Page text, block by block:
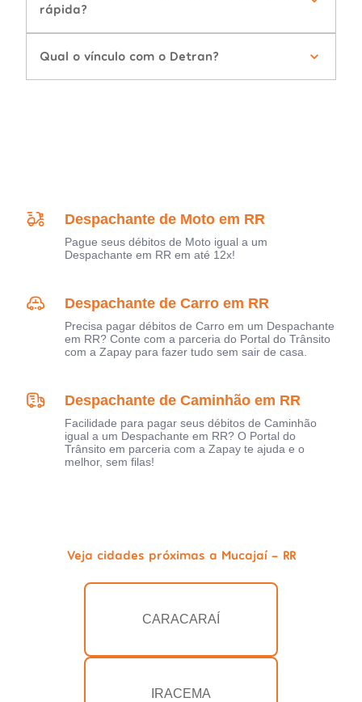
rápida?
Qual o vínculo com o Detran?
Despachante de Moto em RR
Pague seus débitos de Moto igual a um
Despachante em RR em até 12x!
Despachante de Carro em RR
Precisa pagar débitos de Carro em um Despachante
em RR? Conte com a parceria do Portal do Trânsito
com a Zapay para fazer tudo sem sair de casa.
Despachante de Caminhão em RR
Facilidade para pagar seus débitos de Caminhão
igual a um Despachante em RR? O Portal do
Trânsito em parceria com a Zapay te ajuda e o
melhor, sem filas!
Veja cidades próximas a Mucajaí - RR
CARACARAÍ
IRACEMA